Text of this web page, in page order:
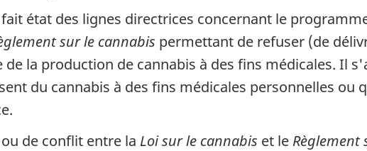
état des lignes directrices concernant le
sur le cannabis permettant de refuser (de
de la production de cannabis à des fins médicales. Il
du cannabis à des fins médicales personnelles ou
de conflit entre la Loi sur le cannabis et le Règlement